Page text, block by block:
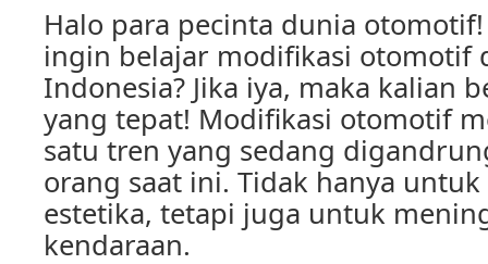
Halo para pecinta dunia
ingin belajar modifikasi otomotif
Indonesia? Jika iya, maka kalian
yang tepat! Modifikasi otomotif
satu tren yang sedang
orang saat ini. Tidak hanya
estetika, tetapi juga untuk
kendaraan.